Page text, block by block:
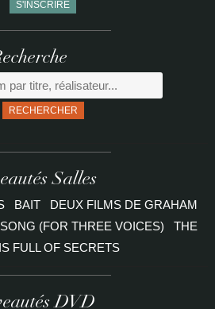
RECHERCHER
Salles
BAIT
DEUX FILMS DE GRAHAM
(FOR THREE VOICES)
THE
FULL OF SECRETS
DVD